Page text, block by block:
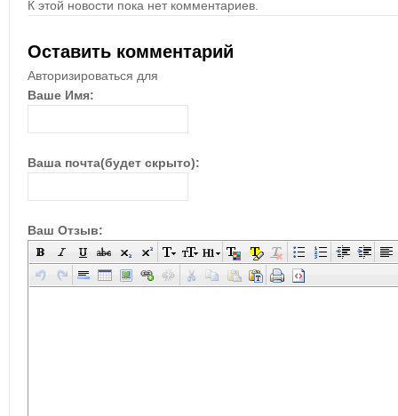
К этой новости пока нет комментариев.
Оставить комментарий
Авторизироваться для
Ваше Имя:
Ваша почта(будет скрыто):
Ваш Отзыв: